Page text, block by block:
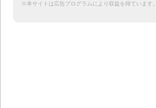
※本サイトは広告プログラムにより収益を得ています。